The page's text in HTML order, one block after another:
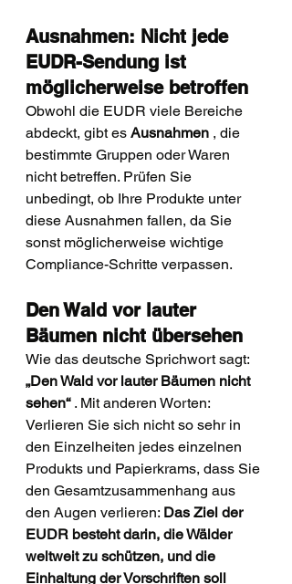
Ausnahmen: Nicht jede
EUDR-Sendung ist
möglicherweise betroffen
Obwohl die EUDR viele Bereiche
abdeckt, gibt es Ausnahmen , die
bestimmte Gruppen oder Waren
nicht betreffen. Prüfen Sie
unbedingt, ob Ihre Produkte unter
diese Ausnahmen fallen, da Sie
sonst möglicherweise wichtige
Compliance-Schritte verpassen.
Den Wald vor lauter
Bäumen nicht übersehen
Wie das deutsche Sprichwort sagt:
„Den Wald vor lauter Bäumen nicht
sehen“ . Mit anderen Worten:
Verlieren Sie sich nicht so sehr in
den Einzelheiten jedes einzelnen
Produkts und Papierkrams, dass Sie
den Gesamtzusammenhang aus
den Augen verlieren: Das Ziel der
EUDR besteht darin, die Wälder
weltweit zu schützen, und die
Einhaltung der Vorschriften soll